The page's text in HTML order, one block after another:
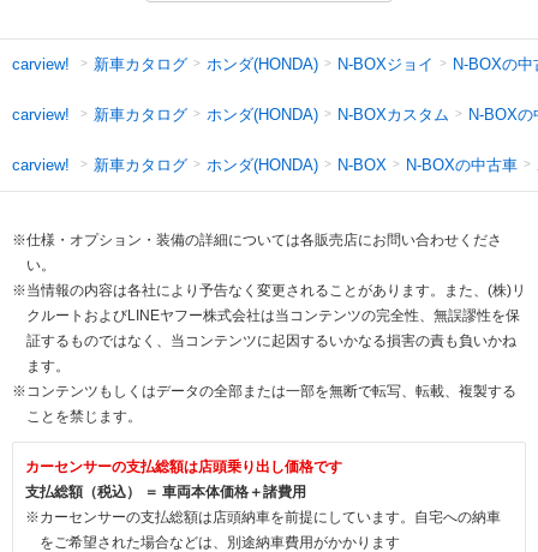
carview! 新車カタログ ホンダ(HONDA) N-BOXジョイ N-BOXの中
carview! 新車カタログ ホンダ(HONDA) N-BOXカスタム N-BOXの
carview! 新車カタログ ホンダ(HONDA) N-BOX N-BOXの中古車
※仕様・オプション・装備の詳細については各販売店にお問い合わせくださ
い。
※当情報の内容は各社により予告なく変更されることがあります。また、(株)リ
クルートおよびLINEヤフー株式会社は当コンテンツの完全性、無誤謬性を保
証するものではなく、当コンテンツに起因するいかなる損害の責も負いかね
ます。
※コンテンツもしくはデータの全部または一部を無断で転写、転載、複製する
ことを禁じます。
カーセンサーの支払総額は店頭乗り出し価格です
支払総額（税込） ＝ 車両本体価格＋諸費用
※カーセンサーの支払総額は店頭納車を前提にしています。自宅への納車
をご希望された場合などは、別途納車費用がかかります